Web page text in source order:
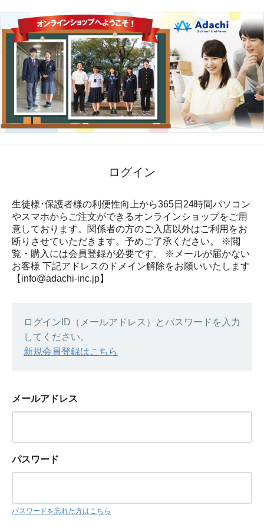
ログイン
生徒様･保護者様の利便性向上から365日24時間パソコン
やスマホからご注文ができるオンラインショップをご用
意しております。関係者の方のご入店以外はご利用をお
断りさせていただきます。予めご了承ください。 ※閲
覧・購入には会員登録が必要です。 ※メールが届かない
お客様 下記アドレスのドメイン解除をお願いいたします
【info@adachi-inc.jp】
ログインID（メールアドレス）とパスワードを入力
してください。
新規会員登録はこちら
メールアドレス
パスワード
パスワードを忘れた方はこちら